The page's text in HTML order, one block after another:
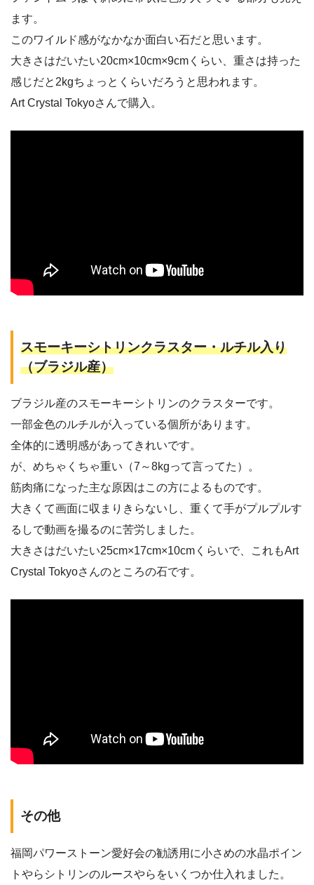
ます。
このワイルド感がなかなか面白い石だと思います。
大きさはだいたい20cm×10cm×9cmくらい、重さは持った
感じだと2kgちょっとくらいだろうと思われます。
Art Crystal Tokyoさんで購入。
スモーキーシトリンクラスター・ルチル入り
（ブラジル産）
ブラジル産のスモーキーシトリンのクラスターです。
一部金色のルチルが入っている個所があります。
全体的に透明感があってきれいです。
が、めちゃくちゃ重い（7～8kgって言ってた）。
筋肉痛になった主な原因はこの方によるものです。
大きくて画面に収まりきらないし、重くて手がプルプルす
るしで動画を撮るのに苦労しました。
大きさはだいたい25cm×17cm×10cmくらいで、これもArt
Crystal Tokyoさんのところの石です。
その他
福岡パワーストーン愛好会の勧誘用に小さめの水晶ポイン
トやらシトリンのルースやらをいくつか仕入れました。